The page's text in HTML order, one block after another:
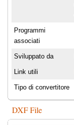
Programmi
associati
Sviluppato da
Link utili
Tipo di convertitore
DXF File